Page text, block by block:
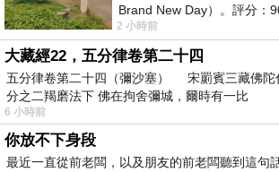
Brand New Day）。評分：
之】：一個失去一切的英雄
2 小時前
大藏經22，五分律卷第二十四
五分律卷第二十四（彌沙塞） 宋罽賓三藏佛陀
分之二羯磨法下 佛在拘舍彌城，爾時有一比
6 小時前
你放不下身段
最近一直從前老闆，以及朋友的前老闆聽到這句